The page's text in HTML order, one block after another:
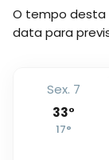
O tempo desta
data para
Sex. 7
33°
17°